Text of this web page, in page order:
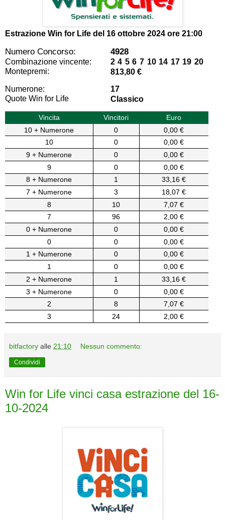
Estrazione Win for Life del 16 ottobre 2024 ore 21:00
Numero Concorso: 4928
Combinazione vincente:
2 4 5 6 7 10 14 17 19 20
Montepremi:
813,80 €
Numerone:
17
Quote Win for Life
Classico
Vincita Vincitori
Euro
10 + Numerone
0
0,00 €
10
0
0,00 €
9 + Numerone
0
0,00 €
9
0
0,00 €
8 + Numerone
1
33,16 €
7 + Numerone
3
18,07 €
8
10
7,07 €
7
96
2,00 €
0 + Numerone
0
0,00 €
0
0
0,00 €
1 + Numerone
0
0,00 €
1
0
0,00 €
2 + Numerone
1
33,16 €
3 + Numerone
0
0,00 €
2
8
7,07 €
3
24 2,00 €
bitfactory alle 21:10 Nessun commento:
Condividi
Win for Life vinci casa estrazione del 16-
10-2024